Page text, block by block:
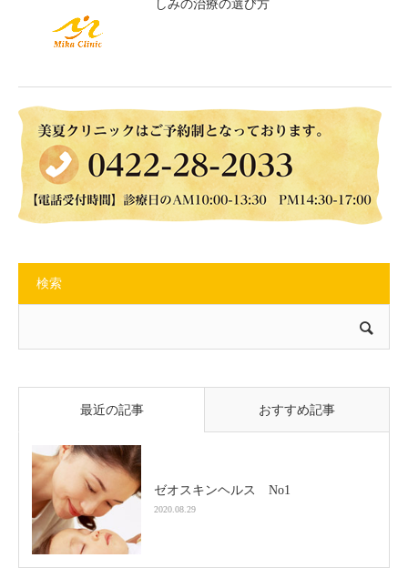
しみの治療の選び方
検索
最近の記事 おすすめ記事
ゼオスキンヘルス No1
2020.08.29